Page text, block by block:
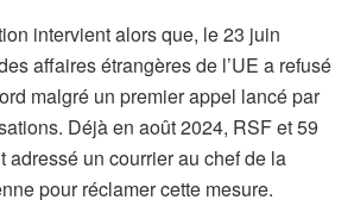
intervient alors que, le 23 juin
affaires étrangères de l’UE a refusé
malgré un premier appel lancé par
Déjà en août 2024, RSF et 59
adressé un courrier au chef de la
pour réclamer cette mesure.